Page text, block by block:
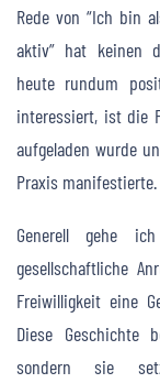
Rede von “Ich bin
aktiv” hat keinen
heute rundum
interessiert, ist die
aufgeladen wurde
Praxis manifestierte.
Generell gehe
gesellschaftliche
Freiwilligkeit eine
Diese Geschichte
sondern sie